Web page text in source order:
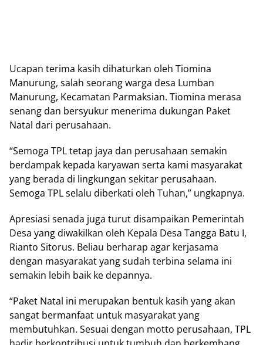
Ucapan terima kasih dihaturkan oleh Tiomina
Manurung, salah seorang warga desa Lumban
Manurung, Kecamatan Parmaksian. Tiomina merasa
senang dan bersyukur menerima dukungan Paket
Natal dari perusahaan.
“Semoga TPL tetap jaya dan perusahaan semakin
berdampak kepada karyawan serta kami masyarakat
yang berada di lingkungan sekitar perusahaan.
Semoga TPL selalu diberkati oleh Tuhan,” ungkapnya.
Apresiasi senada juga turut disampaikan Pemerintah
Desa yang diwakilkan oleh Kepala Desa Tangga Batu I,
Rianto Sitorus. Beliau berharap agar kerjasama
dengan masyarakat yang sudah terbina selama ini
semakin lebih baik ke depannya.
“Paket Natal ini merupakan bentuk kasih yang akan
sangat bermanfaat untuk masyarakat yang
membutuhkan. Sesuai dengan motto perusahaan, TPL